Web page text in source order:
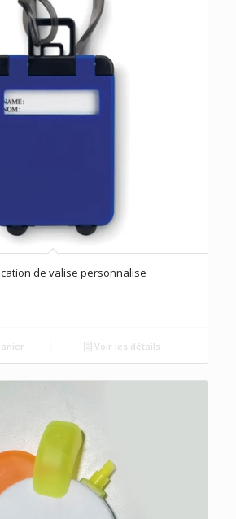
de valise personnalise
Voir les détails